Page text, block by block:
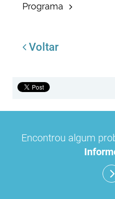
Programa
Voltar
Encontrou algum